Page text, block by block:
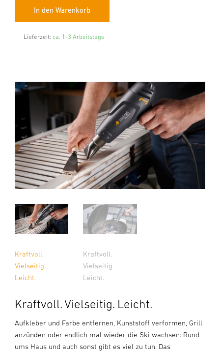
Lieferzeit: ca. 1-3 Arbeitstage
Kraftvoll.
Vielseitig.
Leicht.
Kraftvoll.
Vielseitig.
Leicht.
Kraftvoll. Vielseitig. Leicht.
Aufkleber und Farbe entfernen, Kunststoff verformen, Grill
anzünden oder endlich mal wieder die Ski wachsen: Rund
ums Haus und auch sonst gibt es viel zu tun. Das